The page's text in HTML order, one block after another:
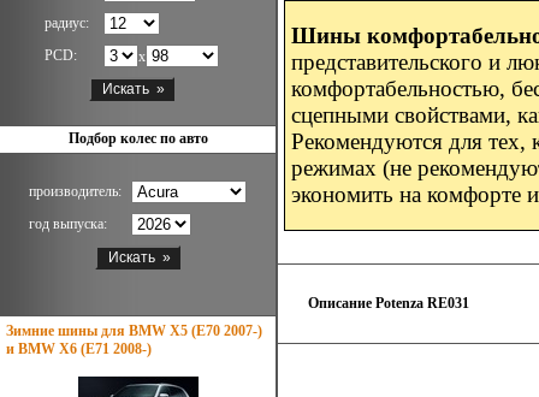
радиус:
PCD:
x
Подбор колес по авто
производитель:
год выпуска:
Зимние шины для BMW X5 (E70 2007-)
и BMW X6 (E71 2008-)
Шины
представительского и
комфортабельностью,
сцепными свойствами,
Рекомендуются для
режимах (не
экономить на комфорте
Описание Potenza RE031